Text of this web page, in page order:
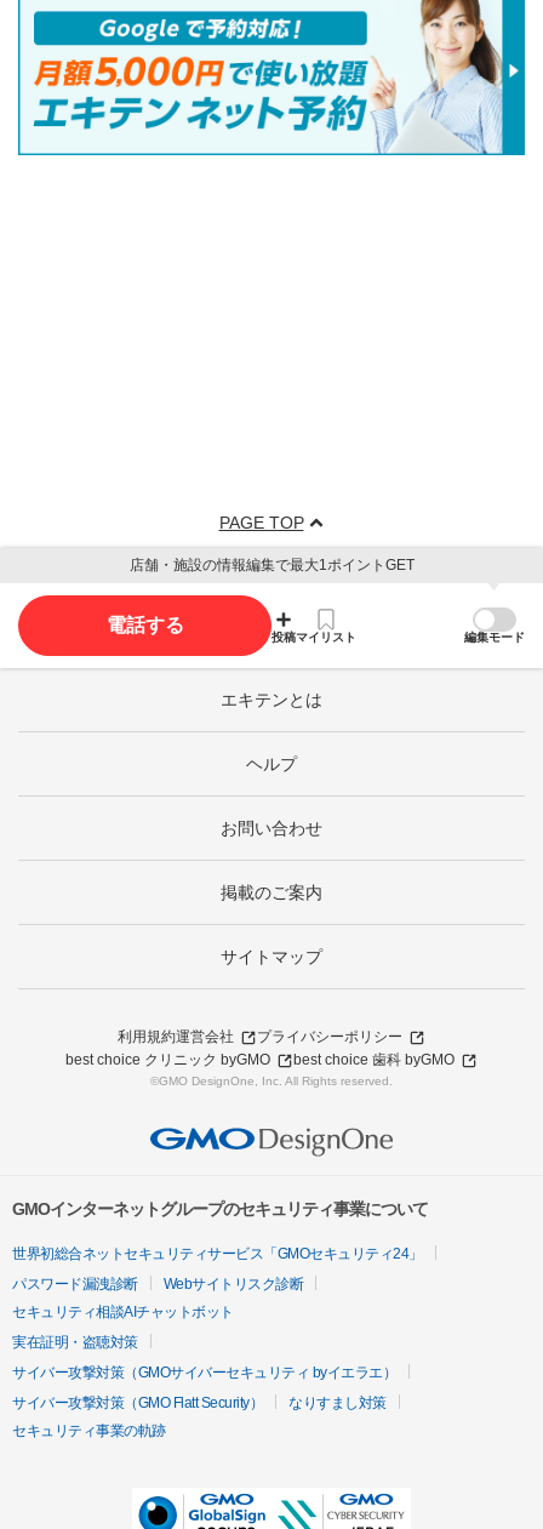
PAGE TOP
店舗・施設の情報編集で最大1ポイントGET
電話する
投稿マイリスト 編集モード
エキテンとは
ヘルプ
お問い合わせ
掲載のご案内
サイトマップ
利用規約運営会社
プライバシーポリシー
best choice クリニック byGMO
best choice 歯科 byGMO
©GMO DesignOne, Inc. All Rights reserved.
GMOインターネットグループのセキュリティ事業について
世界初総合ネットセキュリティサービス「GMOセキュリティ24」
パスワード漏洩診断
Webサイトリスク診断
セキュリティ相談AIチャットボット
実在証明・盗聴対策
サイバー攻撃対策（GMOサイバーセキュリティ byイエラエ）
サイバー攻撃対策（GMO Flatt Security）
なりすまし対策
セキュリティ事業の軌跡